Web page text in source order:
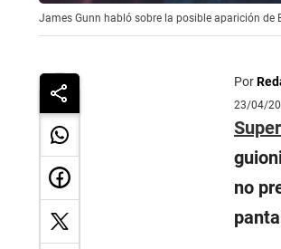
James Gunn habló sobre la posible aparición de
Por
23/04/
no